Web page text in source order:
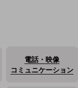
電話・映像
コミュニケーション